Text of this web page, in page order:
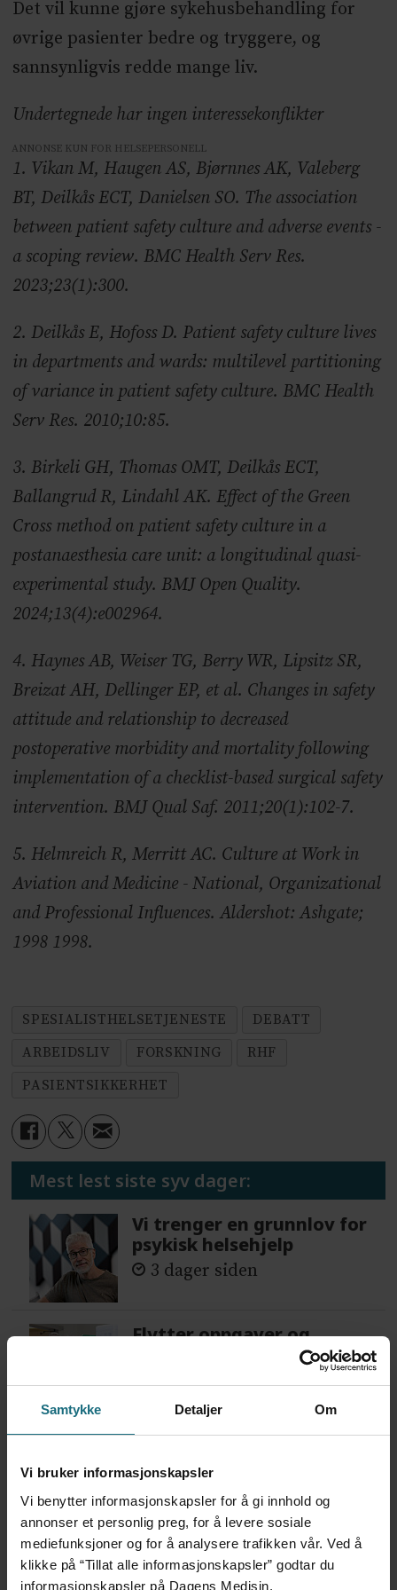
Samtykke Detaljer Om
Vi bruker informasjonskapsler
Vi benytter informasjonskapsler for å gi innhold og
annonser et personlig preg, for å levere sosiale
mediefunksjoner og for å analysere trafikken vår. Ved å
klikke på “Tillat alle informasjonskapsler” godtar du
informasjonskapsler på Dagens Medisin.
Det vil kunne gjøre sykehusbehandling for
øvrige pasienter bedre og tryggere, og
sannsynligvis redde mange liv.
Undertegnede har ingen interessekonflikter
ANNONSE KUN FOR HELSEPERSONELL
1. Vikan M, Haugen AS, Bjørnnes AK, Valeberg
BT, Deilkås ECT, Danielsen SO. The association
between patient safety culture and adverse events -
a scoping review. BMC Health Serv Res.
2023;23(1):300.
2. Deilkås E, Hofoss D. Patient safety culture lives
in departments and wards: multilevel partitioning
of variance in patient safety culture. BMC Health
Serv Res. 2010;10:85.
3. Birkeli GH, Thomas OMT, Deilkås ECT,
Ballangrud R, Lindahl AK. Effect of the Green
Cross method on patient safety culture in a
postanaesthesia care unit: a longitudinal quasi-
experimental study. BMJ Open Quality.
2024;13(4):e002964.
4. Haynes AB, Weiser TG, Berry WR, Lipsitz SR,
Breizat AH, Dellinger EP, et al. Changes in safety
attitude and relationship to decreased
postoperative morbidity and mortality following
implementation of a checklist-based surgical safety
intervention. BMJ Qual Saf. 2011;20(1):102-7.
5. Helmreich R, Merritt AC. Culture at Work in
Aviation and Medicine - National, Organizational
and Professional Influences. Aldershot: Ashgate;
1998 1998.
SPESIALISTHELSETJENESTE
DEBATT
ARBEIDSLIV
FORSKNING
RHF
PASIENTSIKKERHET
Mest lest siste syv dager:
Vi trenger en grunnlov for
psykisk helsehjelp
3 dager siden
Flytter oppgaver og
helsepersonell: – Det er
forvakt nå
3 dager siden
Var alene på vakt i tre
måneder – i en 16-fots
motorbåt
1 dag siden